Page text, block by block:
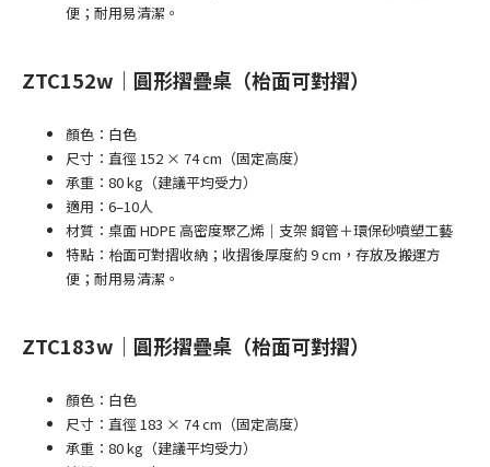
便；耐用易清潔。
ZTC152w｜圓形摺疊桌（枱面可對摺）
顏色：白色
尺寸：直徑 152 × 74 cm（固定高度）
承重：80 kg（建議平均受力）
適用：6–10人
材質：桌面 HDPE 高密度聚乙烯｜支架 鋼管＋環保砂噴塑工藝
特點：枱面可對摺收納；收摺後厚度約 9 cm，存放及搬運方
便；耐用易清潔。
ZTC183w｜圓形摺疊桌（枱面可對摺）
顏色：白色
尺寸：直徑 183 × 74 cm（固定高度）
承重：80 kg（建議平均受力）